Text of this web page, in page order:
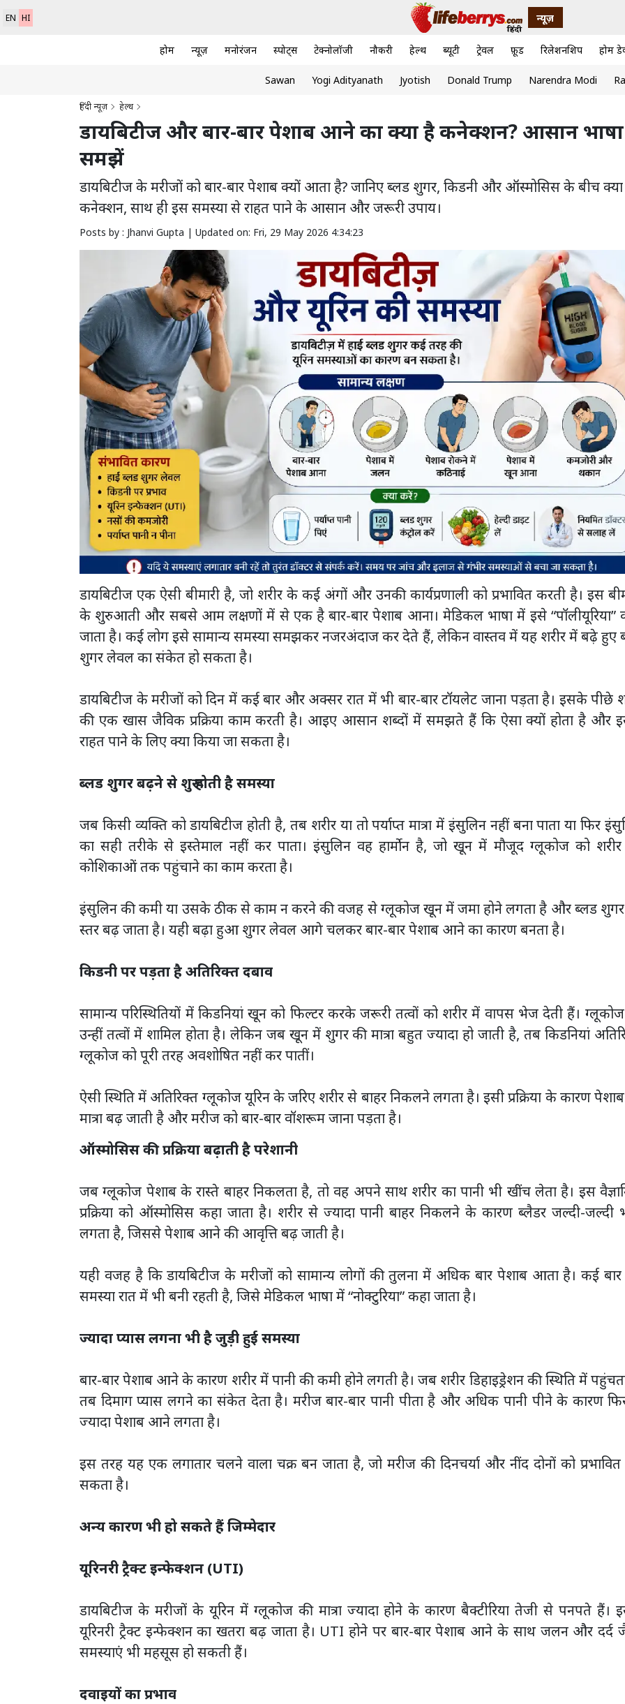
EN HI न्यूज़
होम न्यूज़ मनोरंजन स्पोर्ट्स टेक्नोलॉजी नौकरी हेल्थ ब्यूटी ट्रेवल फ़ूड रिलेशनशिप होम
Sawan Yogi Adityanath Jyotish Donald Trump Narendra Modi
हिंदी न्यूज़ हेल्थ
डायबिटीज और बार-बार पेशाब आने का क्या है कनेक्शन? आसान
समझें
डायबिटीज के मरीजों को बार-बार पेशाब क्यों आता है? जानिए ब्लड शुगर, किडनी और ऑस्मोसिस के बीच
कनेक्शन, साथ ही इस समस्या से राहत पाने के आसान और जरूरी उपाय।
Posts by : Jhanvi Gupta | Updated on: Fri, 29 May 2026 4:34:23
डायबिटीज एक ऐसी बीमारी है, जो शरीर के कई अंगों और उनकी कार्यप्रणाली को प्रभावित करती है। इस
के शुरुआती और सबसे आम लक्षणों में से एक है बार-बार पेशाब आना। मेडिकल भाषा में इसे “पॉलीयूरिया”
जाता है। कई लोग इसे सामान्य समस्या समझकर नजरअंदाज कर देते हैं, लेकिन वास्तव में यह शरीर में बढ़े हुए
शुगर लेवल का संकेत हो सकता है।
डायबिटीज के मरीजों को दिन में कई बार और अक्सर रात में भी बार-बार टॉयलेट जाना पड़ता है। इसके पीछे
की एक खास जैविक प्रक्रिया काम करती है। आइए आसान शब्दों में समझते हैं कि ऐसा क्यों होता है और
राहत पाने के लिए क्या किया जा सकता है।
ब्लड शुगर बढ़ने से शुरू होती है समस्या
जब किसी व्यक्ति को डायबिटीज होती है, तब शरीर या तो पर्याप्त मात्रा में इंसुलिन नहीं बना पाता या फिर
का सही तरीके से इस्तेमाल नहीं कर पाता। इंसुलिन वह हार्मोन है, जो खून में मौजूद ग्लूकोज को
कोशिकाओं तक पहुंचाने का काम करता है।
इंसुलिन की कमी या उसके ठीक से काम न करने की वजह से ग्लूकोज खून में जमा होने लगता है और ब्लड
स्तर बढ़ जाता है। यही बढ़ा हुआ शुगर लेवल आगे चलकर बार-बार पेशाब आने का कारण बनता है।
किडनी पर पड़ता है अतिरिक्त दबाव
सामान्य परिस्थितियों में किडनियां खून को फिल्टर करके जरूरी तत्वों को शरीर में वापस भेज देती हैं।
उन्हीं तत्वों में शामिल होता है। लेकिन जब खून में शुगर की मात्रा बहुत ज्यादा हो जाती है, तब किडनियां
ग्लूकोज को पूरी तरह अवशोषित नहीं कर पातीं।
ऐसी स्थिति में अतिरिक्त ग्लूकोज यूरिन के जरिए शरीर से बाहर निकलने लगता है। इसी प्रक्रिया के कारण
मात्रा बढ़ जाती है और मरीज को बार-बार वॉशरूम जाना पड़ता है।
ऑस्मोसिस की प्रक्रिया बढ़ाती है परेशानी
जब ग्लूकोज पेशाब के रास्ते बाहर निकलता है, तो वह अपने साथ शरीर का पानी भी खींच लेता है। इस
प्रक्रिया को ऑस्मोसिस कहा जाता है। शरीर से ज्यादा पानी बाहर निकलने के कारण ब्लैडर जल्दी-जल्दी
लगता है, जिससे पेशाब आने की आवृत्ति बढ़ जाती है।
यही वजह है कि डायबिटीज के मरीजों को सामान्य लोगों की तुलना में अधिक बार पेशाब आता है। कई
समस्या रात में भी बनी रहती है, जिसे मेडिकल भाषा में “नोक्टुरिया” कहा जाता है।
ज्यादा प्यास लगना भी है जुड़ी हुई समस्या
बार-बार पेशाब आने के कारण शरीर में पानी की कमी होने लगती है। जब शरीर डिहाइड्रेशन की स्थिति में
तब दिमाग प्यास लगने का संकेत देता है। मरीज बार-बार पानी पीता है और अधिक पानी पीने के कारण
ज्यादा पेशाब आने लगता है।
इस तरह यह एक लगातार चलने वाला चक्र बन जाता है, जो मरीज की दिनचर्या और नींद दोनों को
सकता है।
अन्य कारण भी हो सकते हैं जिम्मेदार
यूरिनरी ट्रैक्ट इन्फेक्शन (UTI)
डायबिटीज के मरीजों के यूरिन में ग्लूकोज की मात्रा ज्यादा होने के कारण बैक्टीरिया तेजी से पनपते हैं।
यूरिनरी ट्रैक्ट इन्फेक्शन का खतरा बढ़ जाता है। UTI होने पर बार-बार पेशाब आने के साथ जलन और दर्द
समस्याएं भी महसूस हो सकती हैं।
दवाइयों का प्रभाव